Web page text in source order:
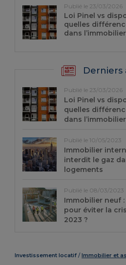
Investissement locatif Immobilier et
Publié le 23/03/2026
Loi Pinel vs
quelles
dans
Derniers
Publié le 23/03/2026
Loi Pinel vs
quelles
dans
Publié le 10/05/2023
Immobilier
interdit le gaz
logements
Publié le 08/03/2023
Immobilier neuf
pour éviter la
2023 ?